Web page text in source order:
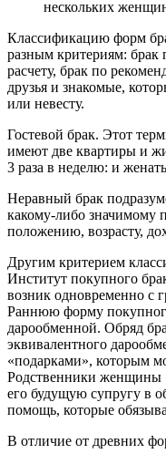
нескольких
Классификацию форм
разным критериям: брак
расчету, брак по
друзья и знакомые,
или невесту.
Гостевой брак. Этот
имеют две квартиры и
3 раза в неделю: и
Неравный брак
какому-либо значимому
положению, возрасту,
Другим критерием
Институт покупного
возник одновременно с
Раннюю форму
дарообменной. Обряд
эквивалентного
«подарками», которым
Родственники женщины
его будущую супругу в
помощь, которые
В отличие от древних